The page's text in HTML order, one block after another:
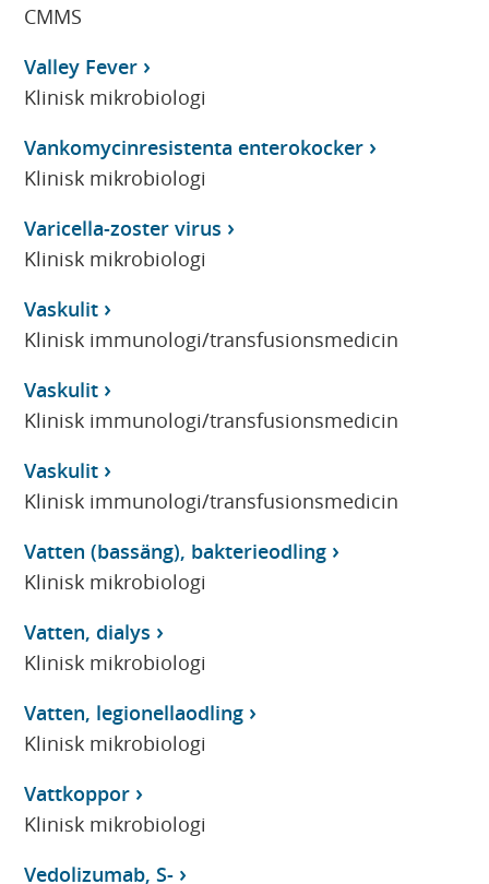
CMMS
Valley Fever
Klinisk mikrobiologi
Vankomycinresistenta enterokocker
Klinisk mikrobiologi
Varicella-zoster virus
Klinisk mikrobiologi
Vaskulit
Klinisk immunologi/transfusionsmedicin
Vaskulit
Klinisk immunologi/transfusionsmedicin
Vaskulit
Klinisk immunologi/transfusionsmedicin
Vatten (bassäng), bakterieodling
Klinisk mikrobiologi
Vatten, dialys
Klinisk mikrobiologi
Vatten, legionellaodling
Klinisk mikrobiologi
Vattkoppor
Klinisk mikrobiologi
Vedolizumab, S-